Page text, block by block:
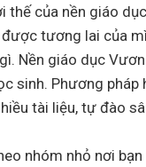
của nền giáo
tương lai của
Nền giáo dục
sinh. Phương
tài liệu, tự đào
nhóm nhỏ nơi